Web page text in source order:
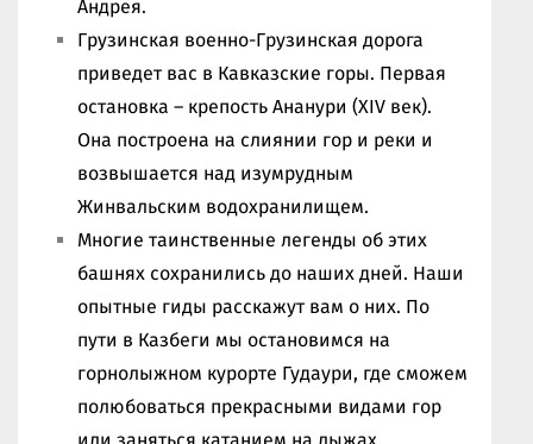
Андрея.
Грузинская военно-Грузинская дорога
приведет вас в Кавказские горы. Первая
остановка – крепость Ананури (XIV век).
Она построена на слиянии гор и реки и
возвышается над изумрудным
Жинвальским водохранилищем.
Многие таинственные легенды об этих
башнях сохранились до наших дней. Наши
опытные гиды расскажут вам о них. По
пути в Казбеги мы остановимся на
горнолыжном курорте Гудаури, где сможем
полюбоваться прекрасными видами гор